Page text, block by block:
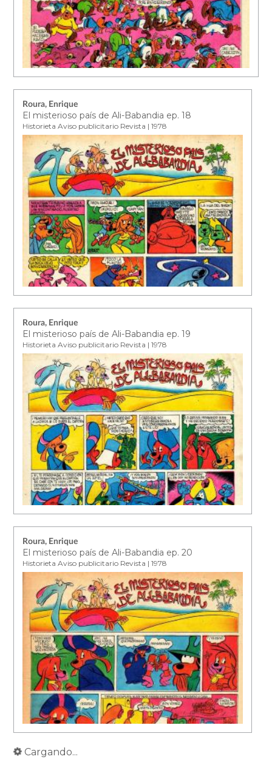
Roura, Enrique
El misterioso país de Ali-Babandia ep. 18
Historieta Aviso publicitario Revista | 1978
Roura, Enrique
El misterioso país de Ali-Babandia ep. 19
Historieta Aviso publicitario Revista | 1978
Roura, Enrique
El misterioso país de Ali-Babandia ep. 20
Historieta Aviso publicitario Revista | 1978
Cargando...